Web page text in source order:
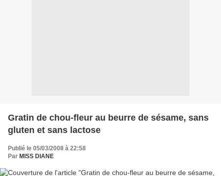
Gratin de chou-fleur au beurre de sésame, sans
gluten et sans lactose
Publié le 05/03/2008 à 22:58
Par MISS DIANE